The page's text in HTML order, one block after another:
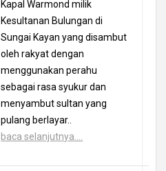
Kapal Warmond milik
Kesultanan Bulungan di
Sungai Kayan yang disambut
oleh rakyat dengan
menggunakan perahu
sebagai rasa syukur dan
menyambut sultan yang
pulang berlayar..
baca selanjutnya....